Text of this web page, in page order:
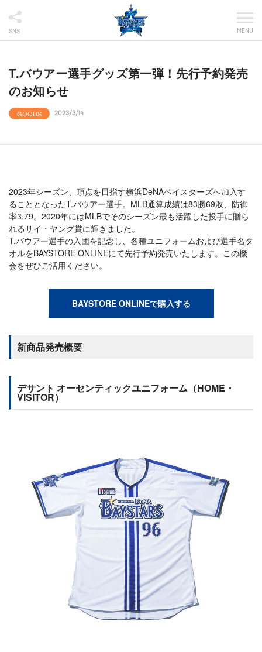
SNS MENU
T.バウアー選手グッズ第一弾！先行予約発売
のお知らせ
GOODS 2023/3/14
2023年シーズン、頂点を目指す横浜DeNAベイスターズへ加入す
ることとなったT.バウアー選手。MLB通算成績は83勝69敗、防御
率3.79。2020年にはMLBでそのシーズン最も活躍した投手に贈ら
れるサイ・ヤング賞に輝きました。
T.バウアー選手の入団を記念し、各種ユニフォームおよび選手名タ
オルをBAYSTORE ONLINEにて先行予約発売いたします。この機
会をぜひご活用ください。
BAYSTORE ONLINEで購入する
新商品発売概要
デサント オーセンティックユニフォーム（HOME・
VISITOR）